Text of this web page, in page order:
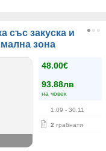
със закуска и
зона
48.00€
93.88лв
на човек
1.09 - 30.11
2 грабнати